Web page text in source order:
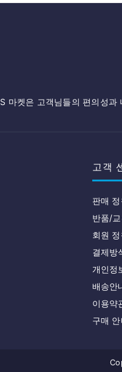
S 마켓은 고객님들의 편의성
고객
판매 정
반품/
회원 정
결제방
개인정
배송안
이용약
구매 안